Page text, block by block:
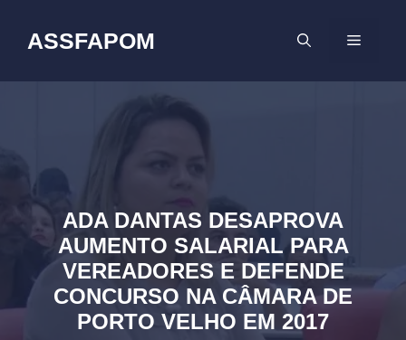
conteúdo
ASSFAPOM MENU
ADA DANTAS DESAPROVA
AUMENTO SALARIAL PARA
VEREADORES E DEFENDE
CONCURSO NA CÂMARA DE
PORTO VELHO EM 2017